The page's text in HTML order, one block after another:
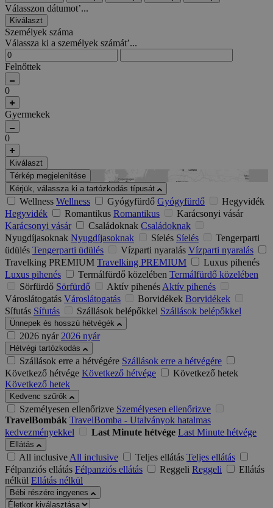
Válasszon dátumot’...
Kiválaszt
Személyek száma
Válassza ki a személyek számát’...
Felnőttek
0
Gyermekek
0
Kiválaszt
Térkép megjelenítése
Kérjük, válassza ki a tartózkodás típusát
Wellness Wellness Gyógyfürdő Gyógyfürdő
Hegyvidék
Hegyvidék
Romantikus Romantikus
Karácsonyi vásár
Karácsonyi vásár
Családoknak Családoknak
Nyugdíjasoknak Nyugdíjasoknak Síelés Síelés
Tengerparti
üdülés Tengerparti üdülés Vízparti nyaralás Vízparti nyaralás
Travelking PREMIUM Travelking PREMIUM
Luxus pihenés
Luxus pihenés
Termálfürdő közelében Termálfürdő közelében
Sörfürdő Sörfürdő Aktív pihenésAktív pihenés
Városlátogatás Városlátogatás Borvidékek Borvidékek
Sífutás Sífutás Szállások belépőkkel Szállások belépőkkel
Ünnepek és hosszú hétvégék
2026 nyár 2026 nyár
Hétvégi tartózkodás
Szállások erre a hétvégére Szállások erre a hétvégére
Következő hétvége Következő hétvége
Következő hetek
Következő hetek
Kedvenc szűrők
Személyesen ellenőrizve Személyesen ellenőrizve
TravelBombák TravelBomba - Utalványok hatalmas
kedvezményekkel
Last Minute hétvége Last Minute hétvége
Ellátás
All inclusiveAll inclusive Teljes ellátás Teljes ellátás
Félpanziós ellátás Félpanziós ellátás Reggeli Reggeli
Ellátás
nélkül Ellátás nélkül
Bébi részére ingyenes